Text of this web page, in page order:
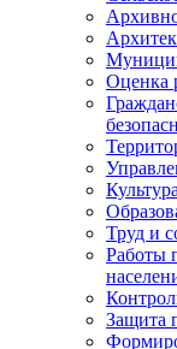
Оценка
Труд и
Работы
Защита